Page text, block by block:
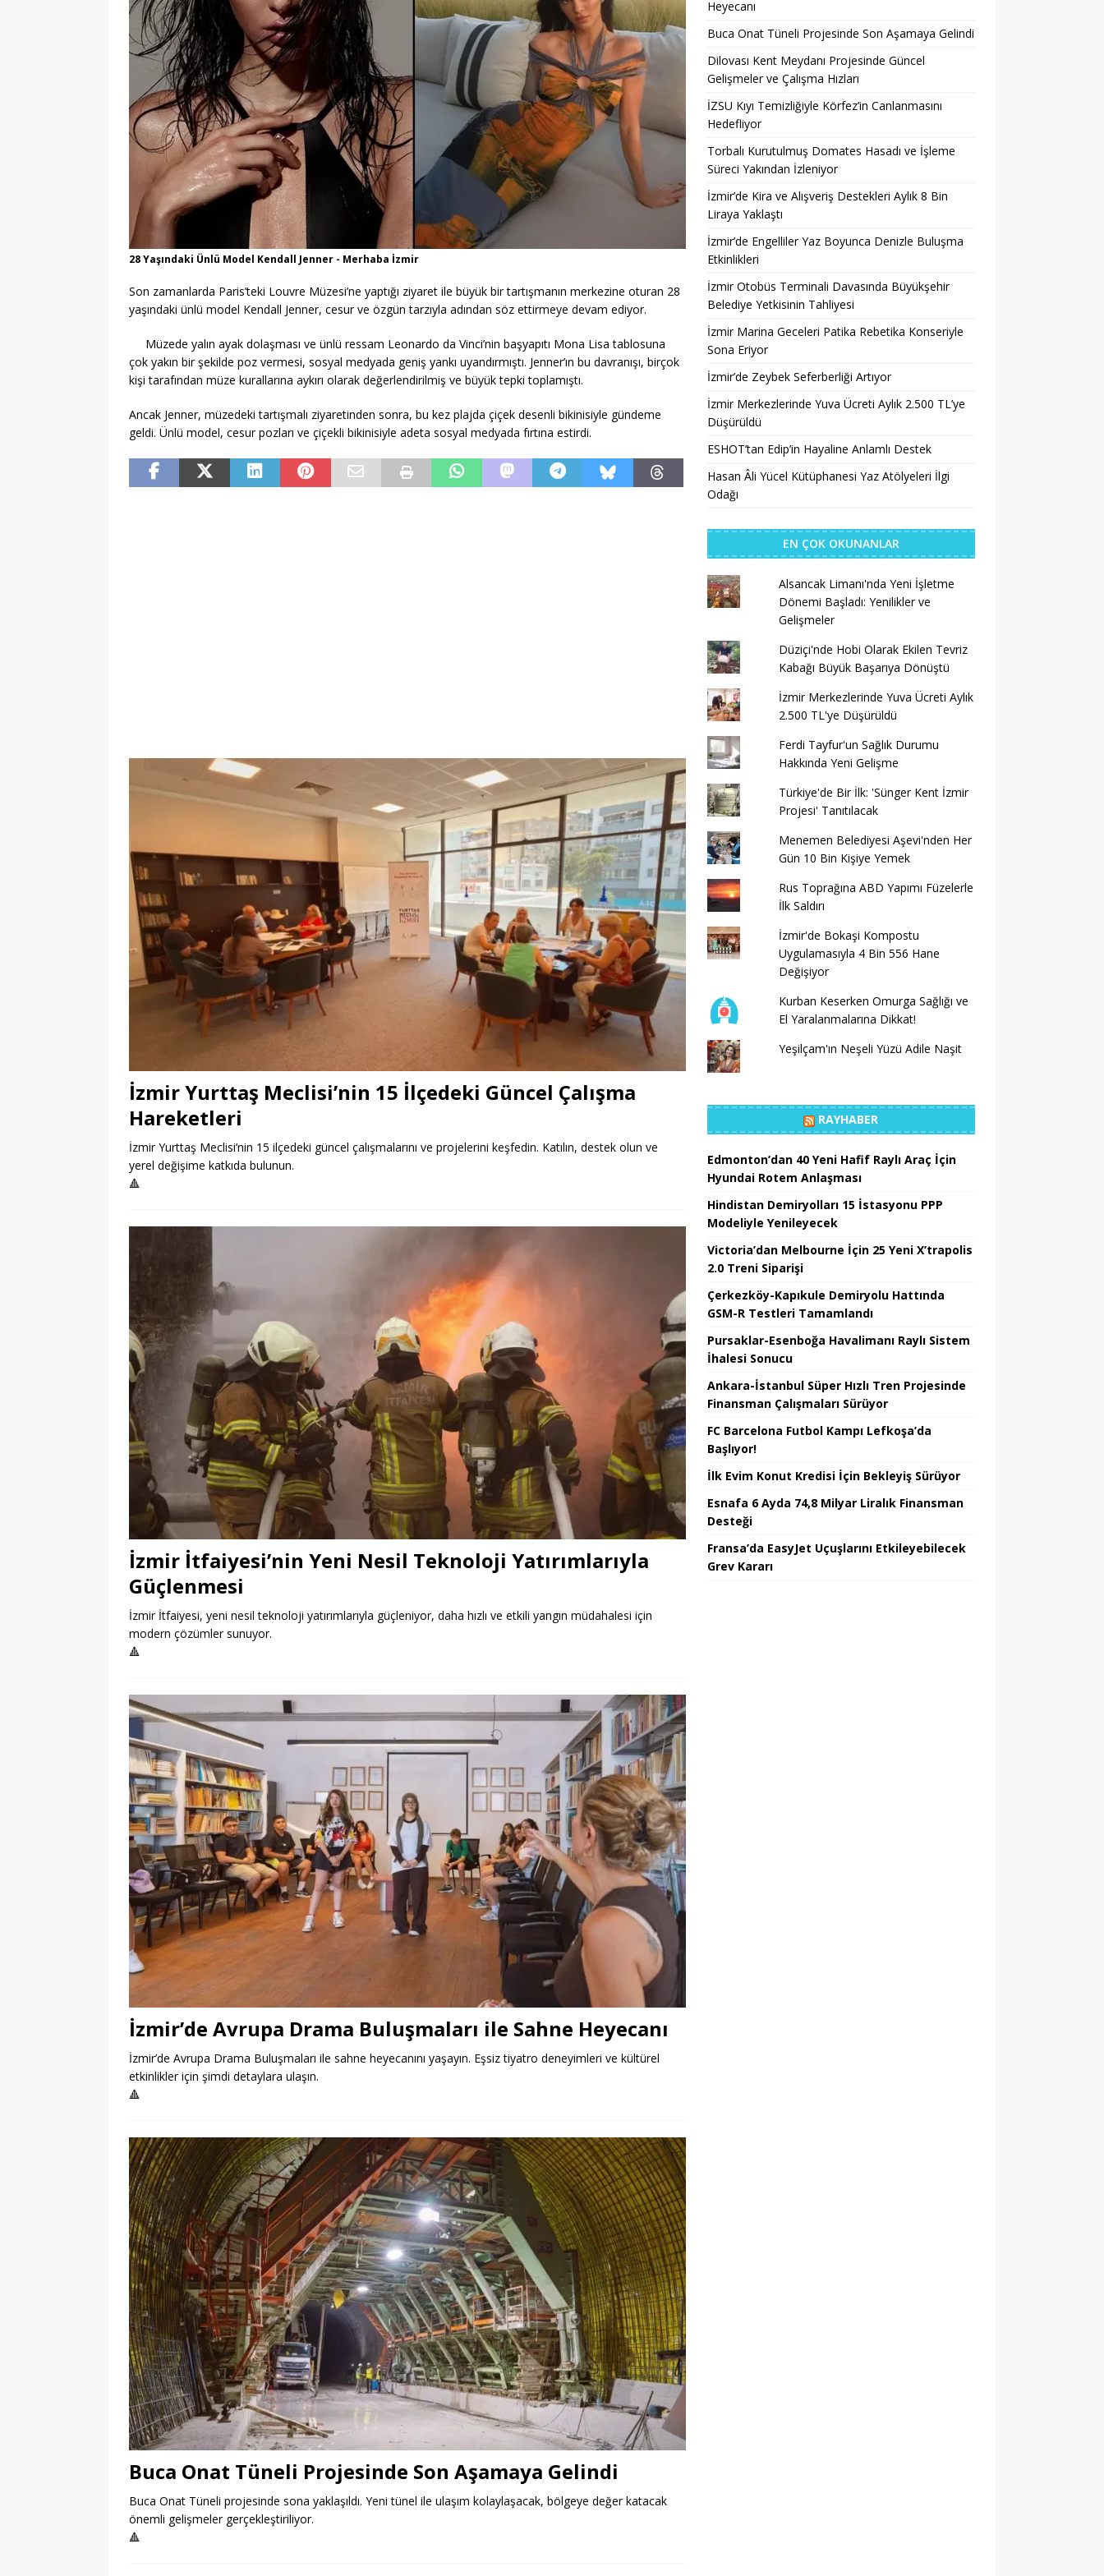
28 Yaşındaki Ünlü Model Kendall Jenner - Merhaba İzmir
Son zamanlarda Paris’teki Louvre Müzesi’ne yaptığı ziyaret ile büyük bir tartışmanın merkezine oturan 28
yaşındaki ünlü model Kendall Jenner, cesur ve özgün tarzıyla adından söz ettirmeye devam ediyor.
Müzede yalın ayak dolaşması ve ünlü ressam Leonardo da Vinci’nin başyapıtı Mona Lisa tablosuna
çok yakın bir şekilde poz vermesi, sosyal medyada geniş yankı uyandırmıştı. Jenner’ın bu davranışı, birçok
kişi tarafından müze kurallarına aykırı olarak değerlendirilmiş ve büyük tepki toplamıştı.
Ancak Jenner, müzedeki tartışmalı ziyaretinden sonra, bu kez plajda çiçek desenli bikinisiyle gündeme
geldi. Ünlü model, cesur pozları ve çiçekli bikinisiyle adeta sosyal medyada fırtına estirdi.
İzmir Yurttaş Meclisi’nin 15 İlçedeki Güncel Çalışma
Hareketleri
İzmir Yurttaş Meclisi’nin 15 ilçedeki güncel çalışmalarını ve projelerini keşfedin. Katılın, destek olun ve
yerel değişime katkıda bulunun.
🔺
İzmir İtfaiyesi’nin Yeni Nesil Teknoloji Yatırımlarıyla
Güçlenmesi
İzmir İtfaiyesi, yeni nesil teknoloji yatırımlarıyla güçleniyor, daha hızlı ve etkili yangın müdahalesi için
modern çözümler sunuyor.
🔺
İzmir’de Avrupa Drama Buluşmaları ile Sahne Heyecanı
İzmir’de Avrupa Drama Buluşmaları ile sahne heyecanını yaşayın. Eşsiz tiyatro deneyimleri ve kültürel
etkinlikler için şimdi detaylara ulaşın.
🔺
Buca Onat Tüneli Projesinde Son Aşamaya Gelindi
Buca Onat Tüneli projesinde sona yaklaşıldı. Yeni tünel ile ulaşım kolaylaşacak, bölgeye değer katacak
önemli gelişmeler gerçekleştiriliyor.
🔺
Heyecanı
Buca Onat Tüneli Projesinde Son Aşamaya Gelindi
Dilovası Kent Meydanı Projesinde Güncel
Gelişmeler ve Çalışma Hızları
İZSU Kıyı Temizliğiyle Körfez’in Canlanmasını
Hedefliyor
Torbalı Kurutulmuş Domates Hasadı ve İşleme
Süreci Yakından İzleniyor
İzmir’de Kira ve Alışveriş Destekleri Aylık 8 Bin
Liraya Yaklaştı
İzmir’de Engelliler Yaz Boyunca Denizle Buluşma
Etkinlikleri
İzmir Otobüs Terminali Davasında Büyükşehir
Belediye Yetkisinin Tahliyesi
İzmir Marina Geceleri Patika Rebetika Konseriyle
Sona Eriyor
İzmir’de Zeybek Seferberliği Artıyor
İzmir Merkezlerinde Yuva Ücreti Aylık 2.500 TL’ye
Düşürüldü
ESHOT’tan Edip’in Hayaline Anlamlı Destek
Hasan Âli Yücel Kütüphanesi Yaz Atölyeleri İlgi
Odağı
EN ÇOK OKUNANLAR
Alsancak Limanı'nda Yeni İşletme
Dönemi Başladı: Yenilikler ve
Gelişmeler
Düziçi'nde Hobi Olarak Ekilen Tevriz
Kabağı Büyük Başarıya Dönüştü
İzmir Merkezlerinde Yuva Ücreti Aylık
2.500 TL'ye Düşürüldü
Ferdi Tayfur'un Sağlık Durumu
Hakkında Yeni Gelişme
Türkiye'de Bir İlk: 'Sünger Kent İzmir
Projesi' Tanıtılacak
Menemen Belediyesi Aşevi'nden Her
Gün 10 Bin Kişiye Yemek
Rus Toprağına ABD Yapımı Füzelerle
İlk Saldırı
İzmir'de Bokaşi Kompostu
Uygulamasıyla 4 Bin 556 Hane
Değişiyor
Kurban Keserken Omurga Sağlığı ve
El Yaralanmalarına Dikkat!
Yeşilçam'ın Neşeli Yüzü Adile Naşit
RAYHABER
Edmonton’dan 40 Yeni Hafif Raylı Araç İçin
Hyundai Rotem Anlaşması
Hindistan Demiryolları 15 İstasyonu PPP
Modeliyle Yenileyecek
Victoria’dan Melbourne İçin 25 Yeni X’trapolis
2.0 Treni Siparişi
Çerkezköy-Kapıkule Demiryolu Hattında
GSM-R Testleri Tamamlandı
Pursaklar-Esenboğa Havalimanı Raylı Sistem
İhalesi Sonucu
Ankara-İstanbul Süper Hızlı Tren Projesinde
Finansman Çalışmaları Sürüyor
FC Barcelona Futbol Kampı Lefkoşa’da
Başlıyor!
İlk Evim Konut Kredisi İçin Bekleyiş Sürüyor
Esnafa 6 Ayda 74,8 Milyar Liralık Finansman
Desteği
Fransa’da EasyJet Uçuşlarını Etkileyebilecek
Grev Kararı